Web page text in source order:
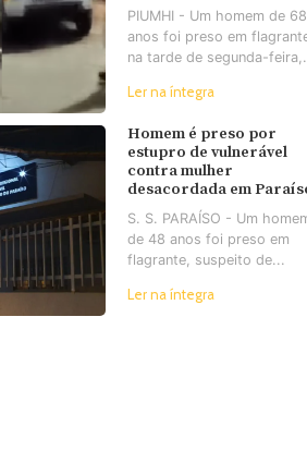
PIUMHI - Um homem de 68
anos foi preso em
na tarde de segunda-
Ler na íntegra
Homem é preso por
estupro de vulnerável
contra mulher
desacordada em
S. S. PARAÍSO - Um
de 48 anos foi preso em
flagrante, suspeito de...
Ler na íntegra